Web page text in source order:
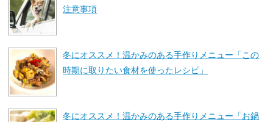
注意事項
冬にオススメ！温かみのある手作りメニュー「この
時期に取りたい食材を使ったレシピ」
冬にオススメ！温かみのある手作りメニュー「お鍋